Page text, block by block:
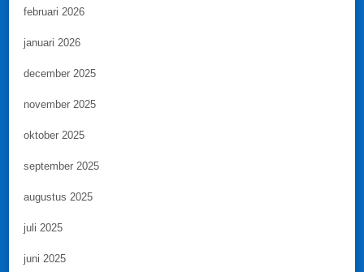
februari 2026
januari 2026
december 2025
november 2025
oktober 2025
september 2025
augustus 2025
juli 2025
juni 2025